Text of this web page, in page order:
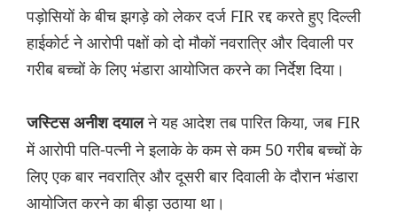
पड़ोसियों के बीच झगड़े को लेकर दर्ज FIR रद्द करते हुए दिल्ली
हाईकोर्ट ने आरोपी पक्षों को दो मौकों नवरात्रि और दिवाली पर
गरीब बच्चों के लिए भंडारा आयोजित करने का निर्देश दिया।
जस्टिस अनीश दयालने यह आदेश तब पारित किया, जब FIR
में आरोपी पति-पत्नी ने इलाके के कम से कम 50 गरीब बच्चों के
लिए एक बार नवरात्रि और दूसरी बार दिवाली के दौरान भंडारा
आयोजित करने का बीड़ा उठाया था।